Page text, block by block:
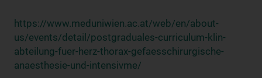
https://www.meduniwien.ac.at/web/en/about-
us/events/detail/postgraduales-curriculum-klin-
abteilung-fuer-herz-thorax-gefaesschirurgische-
anaesthesie-und-intensivme/